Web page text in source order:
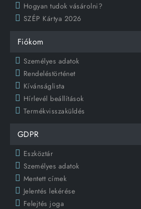
Hogyan tudok vásárolni?
SZÉP Kártya 2026
Fiókom
Személyes adatok
Rendeléstörténet
Kívánságlista
Hírlevél beállítások
Termékvisszaküldés
GDPR
Eszköztár
Személyes adatok
Mentett címek
Jelentés lekérése
Felejtés joga